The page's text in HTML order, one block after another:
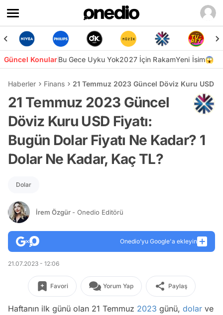
Güncel KonularBu Gece Uyku Yok2027 İçin RakamYeni İsim😱
Haberler Finans 21 Temmuz 2023 Güncel Döviz Kuru USD
21 Temmuz 2023 Güncel
Döviz Kuru USD Fiyatı:
Bugün Dolar Fiyatı Ne Kadar? 1
Dolar Ne Kadar, Kaç TL?
Dolar
İrem Özgür - Onedio Editörü
Onedio’yu Google'a ekleyin
21.07.2023 - 12:06
Favori Yorum Yap Paylaş
Haftanın ilk günü olan 21 Temmuz 2023 günü, dolar ve